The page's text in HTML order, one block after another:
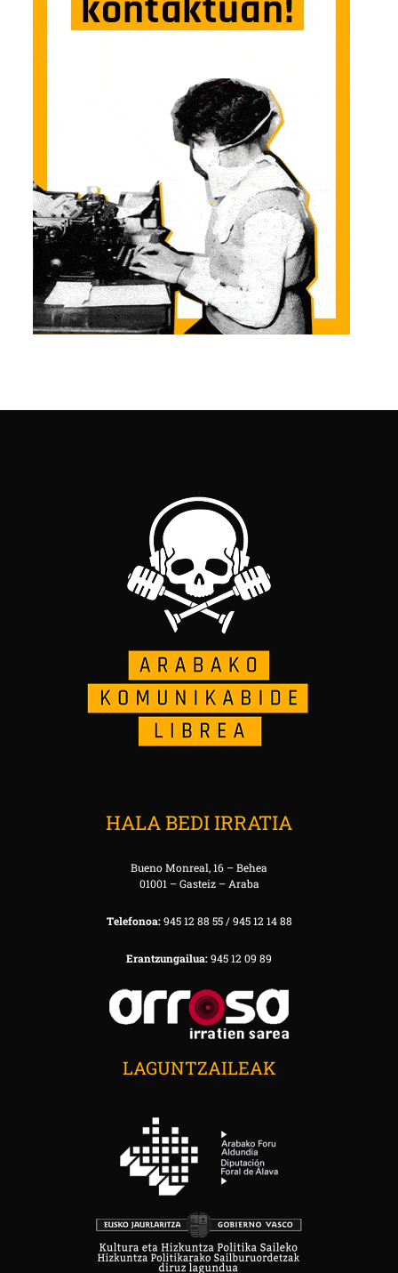
HALA BEDI IRRATIA
Bueno Monreal, 16 – Behea
01001 – Gasteiz – Araba
Telefonoa:945 12 88 55 / 945 12 14 88
Erantzungailua:945 12 09 89
LAGUNTZAILEAK